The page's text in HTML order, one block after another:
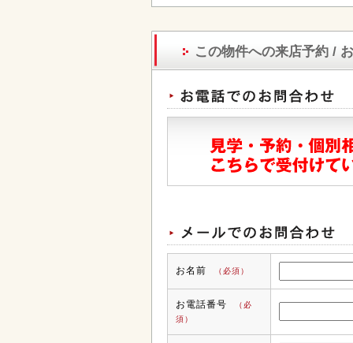
この物件への来店予約 /
お名前 （必須）
お電話番号
（必
須）